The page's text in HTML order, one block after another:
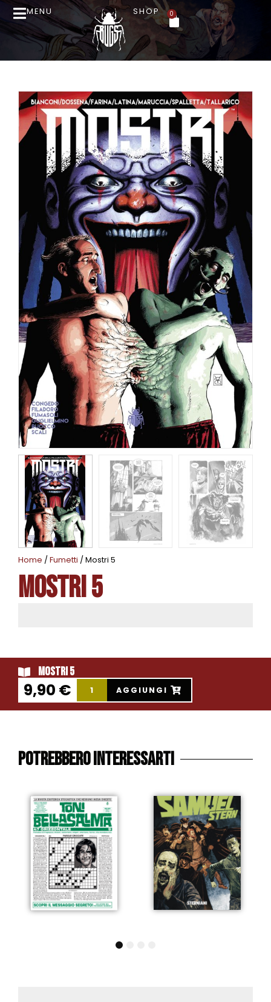
MENU SHOP 0
Home / Fumetti / Mostri 5
Mostri 5
Mostri 5
9,90 € AGGIUNGI
Potrebbero interessarti
4